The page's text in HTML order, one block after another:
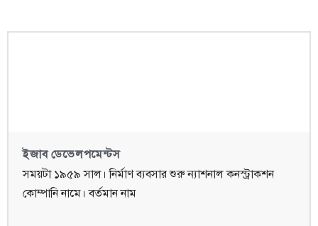
ইজাব ডেভেলপমেন্টস
সময়টা ১৯৫৯ সাল। নির্মাণ ব্যবসার শুরু ন্যাশনাল কনস্ট্রাকশন
কোম্পানি নামে। বর্তমান নাম